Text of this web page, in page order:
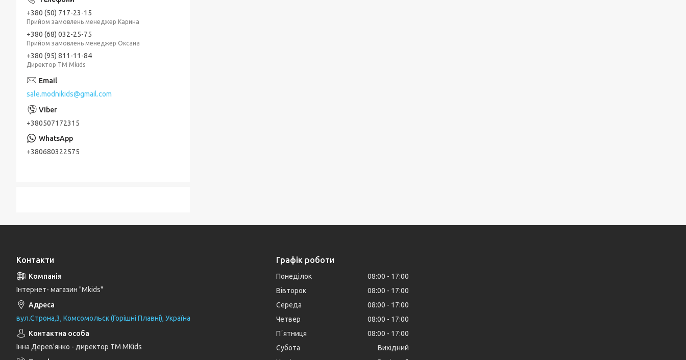
+380 (50) 717-23-15
Прийом замовлень менеджер Карина
+380 (68) 032-25-75
Прийом замовлень менеджер Оксана
+380 (95) 811-11-84
Директор ТМ Mkids
sale.modnikids@gmail.com
+380507172315
+380680322575
Контакти
Інтернет- магазин "Mkids"
вул.Строна,3, Комсомольск (Горішні Плавні), Україна
Інна Дерев'янко - директор TM MKids
Графік роботи
Понеділок 08:00
17:00
Вівторок
08:00
17:00
Середа
08:00
17:00
Четвер
08:00
17:00
Пʼятниця
08:00
17:00
Субота
Вихідний